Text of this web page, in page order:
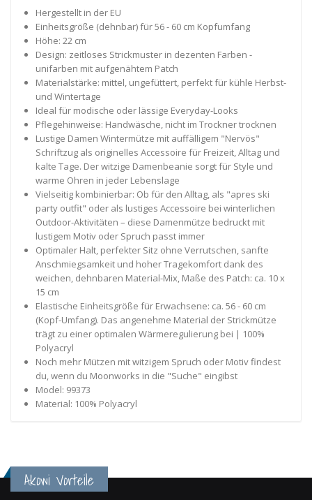
Hergestellt in der EU
Einheitsgröße (dehnbar) für 56 - 60 cm Kopfumfang
Höhe: 22 cm
Design: zeitloses Strickmuster in dezenten Farben -
unifarben mit aufgenähtem Patch
Materialstärke: mittel, ungefüttert, perfekt für kühle Herbst-
und Wintertage
Ideal für modische oder lässige Everyday-Looks
Pflegehinweise: Handwäsche, nicht im Trockner trocknen
Lustige Damen Wintermütze mit auffälligem "Nervös"
Schriftzug als originelles Accessoire für Freizeit, Alltag und
kalte Tage. Der witzige Damenbeanie sorgt für Style und
warme Ohren in jeder Lebenslage
Vielseitig kombinierbar: Ob für den Alltag, als "apres ski
party outfit" oder als lustiges Accessoire bei winterlichen
Outdoor-Aktivitäten – diese Damenmütze bedruckt mit
lustigem Motiv oder Spruch passt immer
Optimaler Halt, perfekter Sitz ohne Verrutschen, sanfte
Anschmiegsamkeit und hoher Tragekomfort dank des
weichen, dehnbaren Material-Mix, Maße des Patch: ca. 10 x
15 cm
Elastische Einheitsgröße für Erwachsene: ca. 56 - 60 cm
(Kopf-Umfang). Das angenehme Material der Strickmütze
trägt zu einer optimalen Wärmeregulierung bei | 100%
Polyacryl
Noch mehr Mützen mit witzigem Spruch oder Motiv findest
du, wenn du Moonworks in die "Suche" eingibst
Model: 99373
Material: 100% Polyacryl
Akowi Vorteile